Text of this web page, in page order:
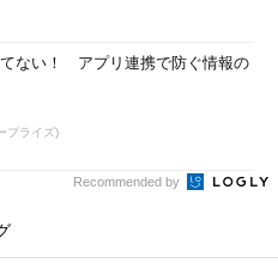
ない！ アプリ連携で防ぐ情報の
プライズ)
Recommended by